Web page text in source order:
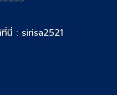
นี่ : sirisa2521